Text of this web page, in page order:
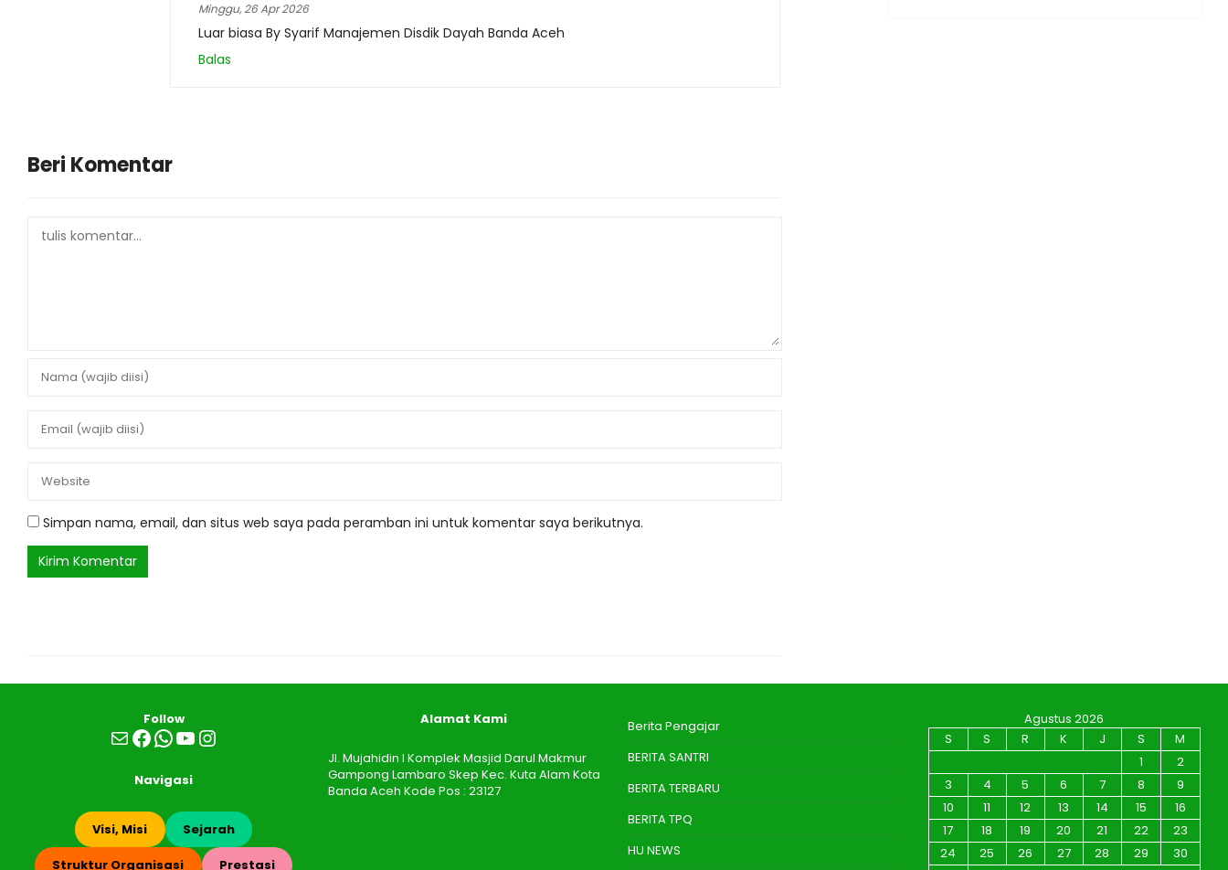
Minggu, 26 Apr 2026
Luar biasa By Syarif Manajemen Disdik Dayah Banda Aceh
Balas
Beri Komentar
Simpan nama, email, dan situs web saya pada peramban ini untuk komentar saya berikutnya.
Follow
MailFacebook
WhatsApp
YouTube
Instagram
Navigasi
Visi, Misi Sejarah
Struktur Organisasi Prestasi
Alamat Kami
Jl. Mujahidin I Komplek Masjid Darul Makmur
Gampong Lambaro Skep Kec. Kuta Alam Kota
Banda Aceh Kode Pos : 23127
Berita Pengajar
BERITA SANTRI
BERITA TERBARU
BERITA TPQ
HU NEWS
Agustus 2026
S
S R K J S
M
1
2
3
4 5 6 7 8
9
10
11 12 13 14 15
16
17
18 19 20 21 22
23
24
25 26 27 28 29
30